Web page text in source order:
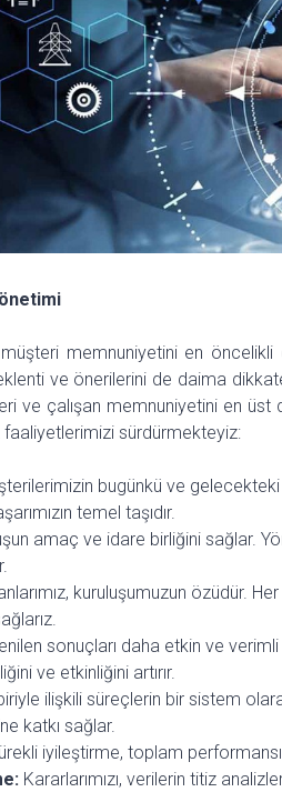
memnuniyetini en
ve önerilerini de daima
ve çalışan memnuniyetini en
sürdürmekteyiz:
bugünkü ve
temel taşıdır.
amaç ve idare birliğini sağlar.
kuruluşumuzun özüdür.
sonuçları daha etkin ve
ve etkinliğini artırır.
ilişkili süreçlerin bir sistem
katkı sağlar.
iyileştirme, toplam
Kararlarımızı, verilerin titiz